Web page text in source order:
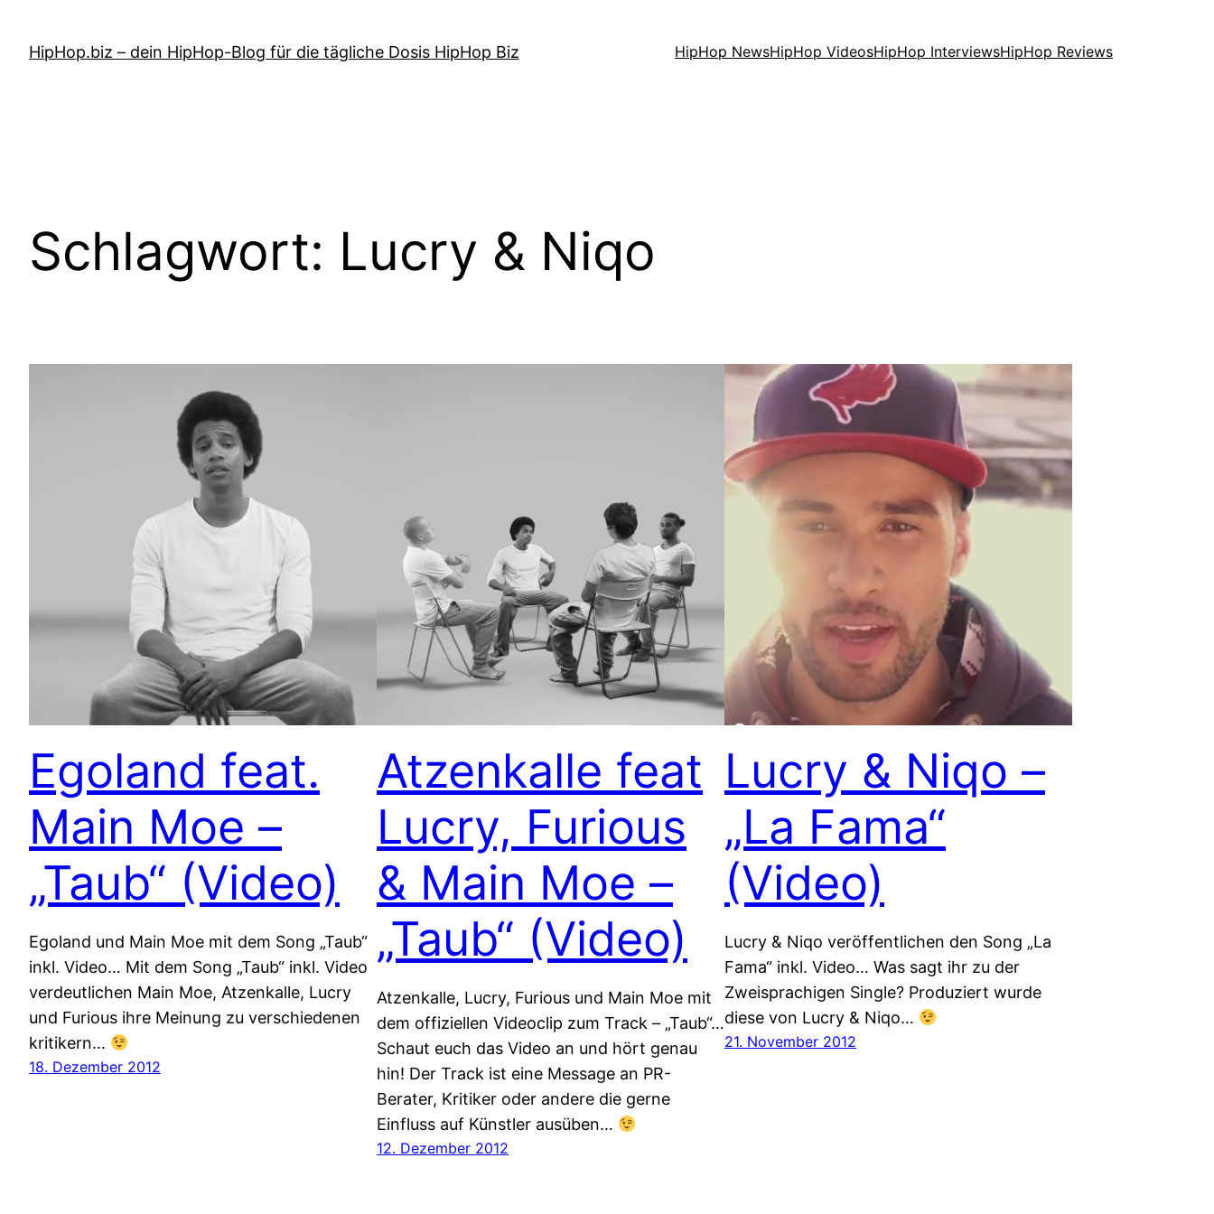
springen
HipHop.biz – dein HipHop-Blog für die tägliche Dosis HipHop Biz HipHop NewsHipHop VideosHipHop InterviewsHipHop Reviews
Schlagwort: Lucry & Niqo
Egoland feat.
Main Moe –
„Taub“ (Video)
Egoland und Main Moe mit dem Song „Taub“
inkl. Video… Mit dem Song „Taub“ inkl. Video
verdeutlichen Main Moe, Atzenkalle, Lucry
und Furious ihre Meinung zu verschiedenen
kritikern…
18. Dezember 2012
Atzenkalle feat
Lucry, Furious
& Main Moe –
„Taub“ (Video)
Atzenkalle, Lucry, Furious und Main Moe mit
dem offiziellen Videoclip zum Track – „Taub“…
Schaut euch das Video an und hört genau
hin! Der Track ist eine Message an PR-
Berater, Kritiker oder andere die gerne
Einfluss auf Künstler ausüben…
12. Dezember 2012
Lucry & Niqo –
„La Fama“
(Video)
Lucry & Niqo veröffentlichen den Song „La
Fama“ inkl. Video… Was sagt ihr zu der
Zweisprachigen Single? Produziert wurde
diese von Lucry & Niqo…
21. November 2012